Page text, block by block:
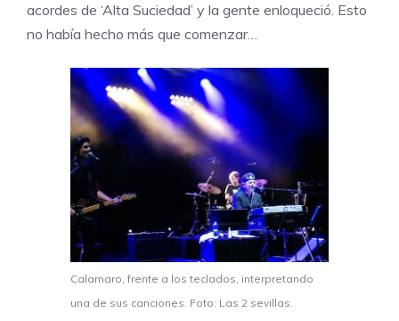
acordes de ‘Alta Suciedad’ y la gente enloqueció. Esto
no había hecho más que comenzar…
Calamaro, frente a los teclados, interpretando
una de sus canciones. Foto: Las 2 sevillas.